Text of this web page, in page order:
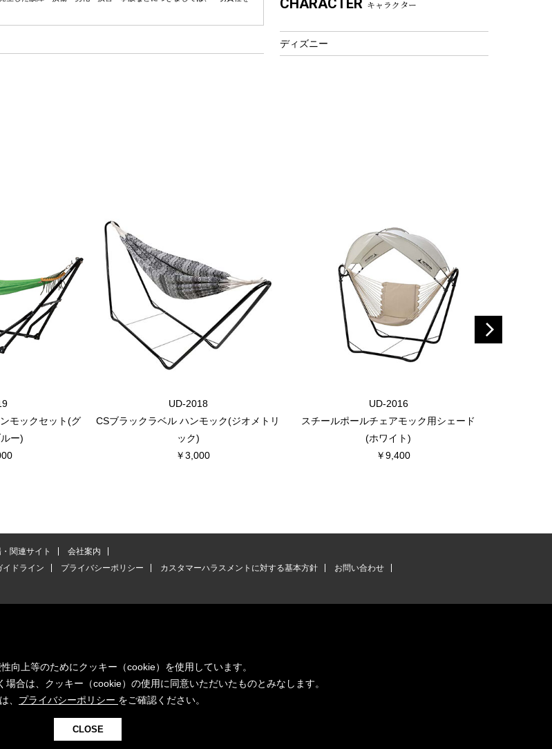
フィットネス
アクセサリー
CHARACTER キャラクター
ディズニー
モックセット(グ
ー)
UD-2018
CSブラックラベル ハンモック(ジオメトリ
ック)
￥3,000
UD-2016
スチールポールチェアモック用シェード
(ホワイト)
￥9,400
関連サイト
会社案内
ドライン プライバシーポリシー カスタマーハラスメントに対する基本方針
お問い合わせ
向上等のためにクッキー（cookie）を使用しています。
場合は、クッキー（cookie）の使用に同意いただいたものとみなします。
、 プライバシーポリシー をご確認ください。
CLOSE